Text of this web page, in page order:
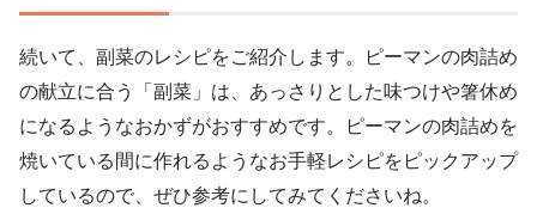
続いて、副菜のレシピをご紹介します。ピーマンの肉詰め
の献立に合う「副菜」は、あっさりとした味つけや箸休め
になるようなおかずがおすすめです。ピーマンの肉詰めを
焼いている間に作れるようなお手軽レシピをピックアップ
しているので、ぜひ参考にしてみてくださいね。